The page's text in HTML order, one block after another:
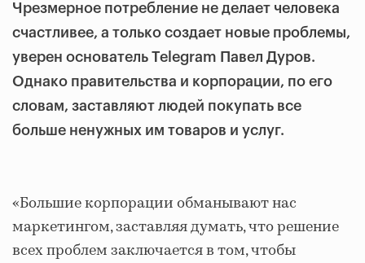
Чрезмерное потребление не делает человека
счастливее, а только создает новые проблемы,
уверен основатель Telegram Павел Дуров.
Однако правительства и корпорации, по его
словам, заставляют людей покупать все
больше ненужных им товаров и услуг.
«Большие корпорации обманывают нас
маркетингом, заставляя думать, что решение
всех проблем заключается в том, чтобы